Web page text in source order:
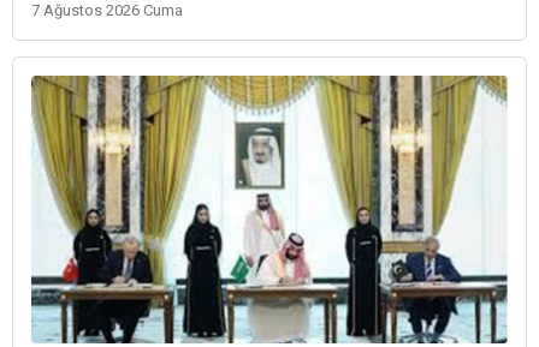
7 Ağustos 2026 Cuma